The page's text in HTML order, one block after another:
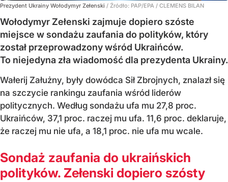
Prezydent Ukrainy Wołodymyr Zełenski / Źródło: PAP/EPA / CLEMENS BILAN
Wołodymyr Zełenski zajmuje dopiero szóste
miejsce w sondażu zaufania do polityków, który
został przeprowadzony wśród Ukraińców.
To niejedyna zła wiadomość dla prezydenta Ukrainy.
Wałerij Załużny, były dowódca Sił Zbrojnych, znalazł się
na szczycie rankingu zaufania wśród liderów
politycznych. Według sondażu ufa mu 27,8 proc.
Ukraińców, 37,1 proc. raczej mu ufa. 11,6 proc. deklaruje,
że raczej mu nie ufa, a 18,1 proc. nie ufa mu wcale.
Sondaż zaufania do ukraińskich
polityków. Zełenski dopiero szósty